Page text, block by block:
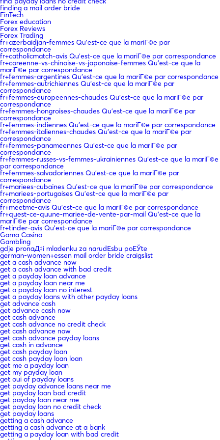
finding a mail order bride
FinTech
Forex education
Forex Reviews
Forex Trading
fr+azerbaidjan-femmes Qu'est-ce que la mariГ©e par
correspondance
fr+catholicmatch-avis Qu'est-ce que la mariГ©e par correspondance
fr+coreenne-vs-chinoise-vs-japonaise-femmes Qu'est-ce que la
mariГ©e par correspondance
fr+femmes-argentines Qu'est-ce que la mariГ©e par correspondance
fr+femmes-autrichiennes Qu'est-ce que la mariГ©e par
correspondance
fr+femmes-europeennes-chaudes Qu'est-ce que la mariГ©e par
correspondance
fr+femmes-hongroises-chaudes Qu'est-ce que la mariГ©e par
correspondance
fr+femmes-indiennes Qu'est-ce que la mariГ©e par correspondance
fr+femmes-italiennes-chaudes Qu'est-ce que la mariГ©e par
correspondance
fr+femmes-panameennes Qu'est-ce que la mariГ©e par
correspondance
fr+femmes-russes-vs-femmes-ukrainiennes Qu'est-ce que la mariГ©e
par correspondance
fr+femmes-salvadoriennes Qu'est-ce que la mariГ©e par
correspondance
fr+mariees-cubaines Qu'est-ce que la mariГ©e par correspondance
fr+mariees-portugaises Qu'est-ce que la mariГ©e par
correspondance
fr+meetme-avis Qu'est-ce que la mariГ©e par correspondance
fr+quest-ce-quune-mariee-de-vente-par-mail Qu'est-ce que la
mariГ©e par correspondance
fr+tinder-avis Qu'est-ce que la mariГ©e par correspondance
Gama Casino
Gambling
gdje pronaД‡i mladenku za narudЕѕbu poЕЎte
german-women+essen mail order bride craigslist
get a cash advance now
get a cash advance with bad credit
get a payday loan advance
get a payday loan near me
get a payday loan no interest
get a payday loans with other payday loans
get advance cash
get advance cash now
get cash advance
get cash advance no credit check
get cash advance now
get cash advance payday loans
get cash in advance
get cash payday loan
get cash payday loan loan
get me a payday loan
get my payday loan
get oui of payday loans
get payday advance loans near me
get payday loan bad credit
get payday loan near me
get payday loan no credit check
get payday loans
getting a cash advance
getting a cash advance at a bank
getting a payday loan with bad credit